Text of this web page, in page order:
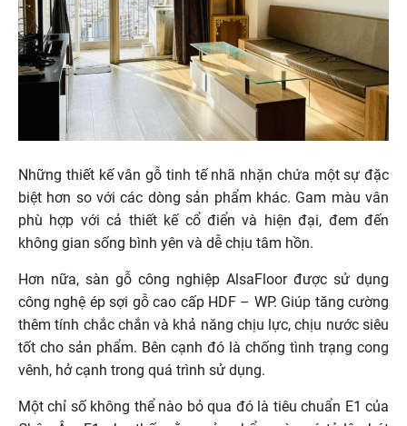
Những thiết kế vân gỗ tinh tế nhã nhặn chứa một sự đặc
biệt hơn so với các dòng sản phẩm khác. Gam màu vân
phù hợp với cả thiết kế cổ điển và hiện đại, đem đến
không gian sống bình yên và dễ chịu tâm hồn.
Hơn nữa, sàn gỗ công nghiệp AlsaFloor được sử dụng
công nghệ ép sợi gỗ cao cấp HDF – WP. Giúp tăng cường
thêm tính chắc chắn và khả năng chịu lực, chịu nước siêu
tốt cho sản phẩm. Bên cạnh đó là chống tình trạng cong
vênh, hở cạnh trong quá trình sử dụng.
Một chỉ số không thể nào bỏ qua đó là tiêu chuẩn E1 của